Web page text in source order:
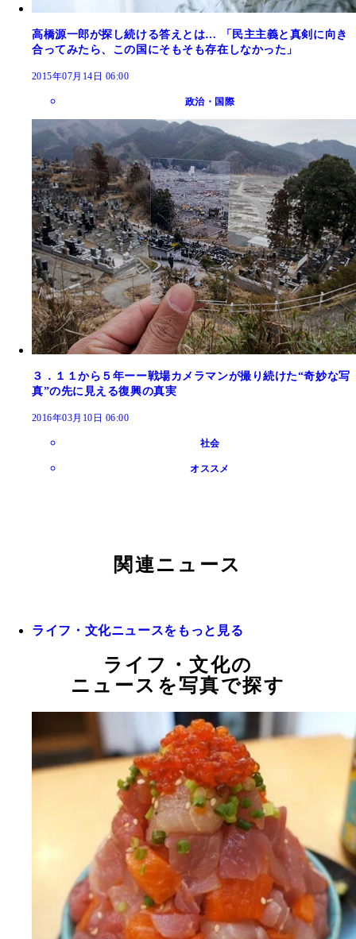
高橋源一郎が探し続ける答えとは… 「民主主義と真剣に向き
合ってみたら、この国にそもそも存在しなかった」
2015年07月14日 06:00
政治・国際
３．１１から５年ーー戦場カメラマンが撮り続けた“奇妙な写
真”の先に見える復興の真実
2016年03月10日 06:00
社会
オススメ
関連ニュース
ライフ・文化ニュースをもっと見る
ライフ・文化の
ニュースを写真で探す